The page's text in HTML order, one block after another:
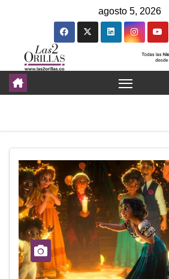
agosto 5, 2026